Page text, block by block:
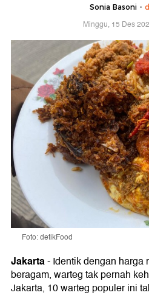
Sonia Basoni -
Minggu, 15 Des
Foto: detikFood
Jakarta-Identik dengan harga
beragam, warteg tak pernah
Jakarta, 10 warteg populer ini